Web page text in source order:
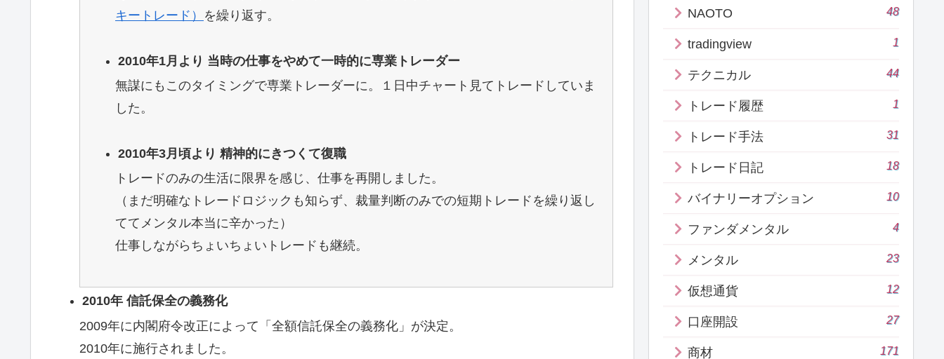
キートレード） を繰り返す。
2010年1月より 当時の仕事をやめて一時的に専業トレーダー
無謀にもこのタイミングで専業トレーダーに。１日中チャート見てトレードしていま
した。
2010年3月頃より 精神的にきつくて復職
トレードのみの生活に限界を感じ、仕事を再開しました。
（まだ明確なトレードロジックも知らず、裁量判断のみでの短期トレードを繰り返し
ててメンタル本当に辛かった）
仕事しながらちょいちょいトレードも継続。
2010年 信託保全の義務化
2009年に内閣府令改正によって「全額信託保全の義務化」が決定。
2010年に施行されました。
NAOTO 48
tradingview 1
テクニカル 44
トレード履歴 1
トレード手法 31
トレード日記 18
バイナリーオプション 10
ファンダメンタル 4
メンタル 23
仮想通貨 12
口座開設 27
商材 171